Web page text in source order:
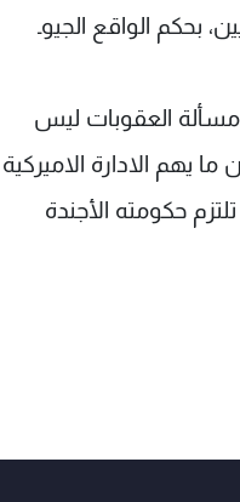
بحكم الواقع الجيوـ
مسألة العقوبات ليس
يهم الادارة الاميركية
حكومته الأجندة